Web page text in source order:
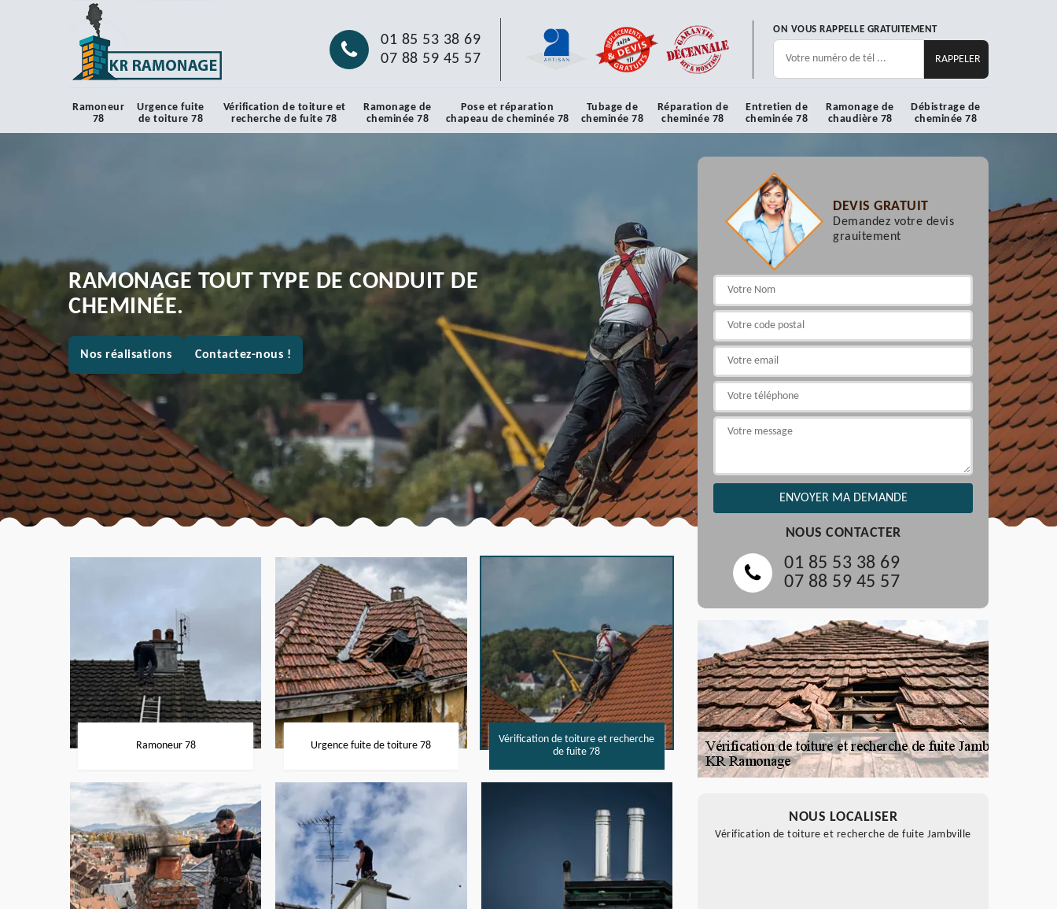
01 85 53 38 69
07 88 59 45 57
ON VOUS RAPPELLE GRATUITEMENT
Ramoneur
78
Urgence fuite
de toiture 78
Vérification de toiture et
recherche de fuite 78
Ramonage de
cheminée 78
Pose et réparation
chapeau de cheminée 78
Tubage de
cheminée 78
Réparation de
cheminée 78
Entretien de
cheminée 78
Ramonage de
chaudière 78
Débistrage de
cheminée 78
RAMONAGE TOUT TYPE DE CONDUIT DE
CHEMINÉE.
Nos réalisations Contactez-nous !
Ramoneur 78 Urgence fuite de toiture 78
Vérification de toiture et recherche
de fuite 78
DEVIS GRATUIT
Demandez votre devis
grauitement
NOUS CONTACTER
01 85 53 38 69
07 88 59 45 57
NOUS LOCALISER
Vérification de toiture et recherche de fuite Jambville